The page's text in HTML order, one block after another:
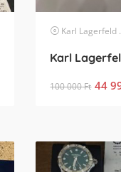
Karl Lagerfeld
100 000Ft 44